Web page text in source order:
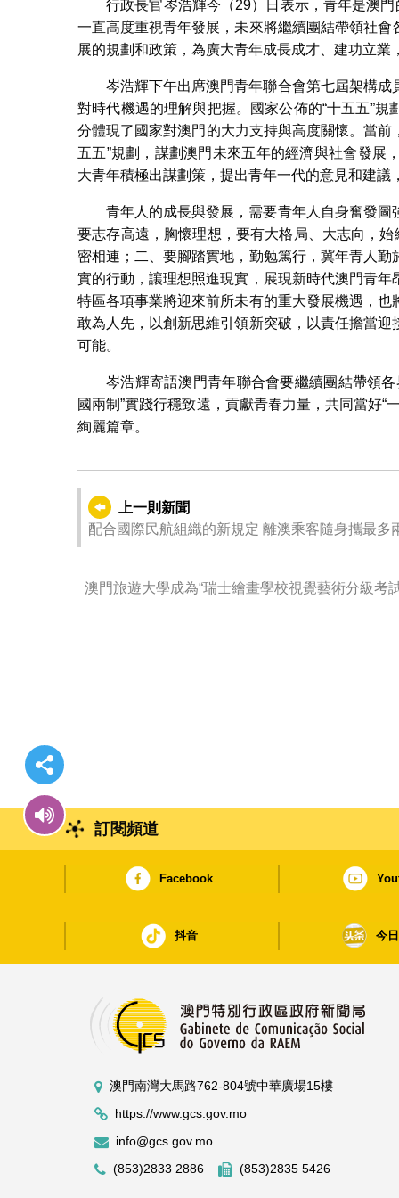
行政長官岑浩輝在澳門青年
行政長官岑浩輝今（29）日表示，青年是澳
一直高度重視青年發展，未來將繼續團結帶領社
展的規劃和政策，為廣大青年成長成才、建功立業
岑浩輝下午出席澳門青年聯合會第七屆架構
對時代機遇的理解與把握。國家公佈的“十五五”
分體現了國家對澳門的大力支持與高度關懷。當前
五五”規劃，謀劃澳門未來五年的經濟與社會發展
大青年積極出謀劃策，提出青年一代的意見和建
青年人的成長與發展，需要青年人自身奮發
要志存高遠，胸懷理想，要有大格局、大志向，
密相連；二、要腳踏實地，勤勉篤行，冀年青人
實的行動，讓理想照進現實，展現新時代澳門青
特區各項事業將迎來前所未有的重大發展機遇，
敢為人先，以創新思維引領新突破，以責任擔當
可能。
岑浩輝寄語澳門青年聯合會要繼續團結帶領
國兩制”實踐行穩致遠，貢獻青春力量，共同當好
絢麗篇章。
上一則新聞
配合國際民航組織的新規定 離
澳門旅遊大學成為“瑞士繪畫學校視覺藝術分級考試”澳門唯一指定考
訂閱頻道
Facebook
抖音 今
澳門南灣大馬路762-804號中華廣場15樓
https://www.gcs.gov.mo
info@gcs.gov.mo
(853)2833 2886
(853)2835 5426